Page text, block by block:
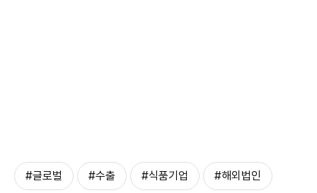
#글로벌 #수출 #식품기업 #해외법인